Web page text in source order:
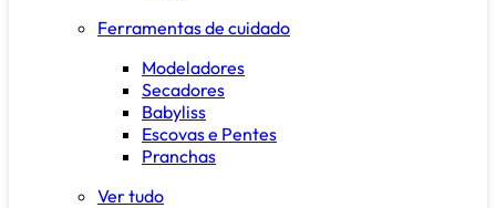
Ferramentas de cuidado
Modeladores
Secadores
Babyliss
Escovas e Pentes
Pranchas
Ver tudo